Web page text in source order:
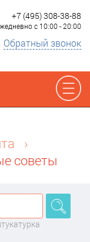
+7 (495) 308-38-88
с 10:00 - 20:00
Обратный звонок
›
советы